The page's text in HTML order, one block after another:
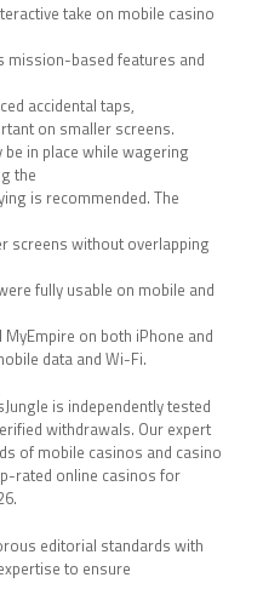
take on mobile casino
mission-based features and
accidental taps,
on smaller screens.
in place while wagering
the
is recommended. The
screens without overlapping
fully usable on mobile and
on both iPhone and
data and Wi-Fi.
is independently tested
withdrawals. Our expert
of mobile casinos and casino
rated online casinos for
editorial standards with
to ensure